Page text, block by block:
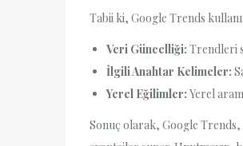
Tabii ki, Google Trends
Veri Güncelliği: Trendleri
İlgili Anahtar Kelimeler:
Yerel Eğilimler: Yerel
Sonuç olarak, Google Trends,